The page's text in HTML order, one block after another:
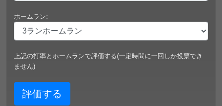
ホームラン:
上記の打率とホームランで評価する(一定時間に一回しか投票でき
ません)